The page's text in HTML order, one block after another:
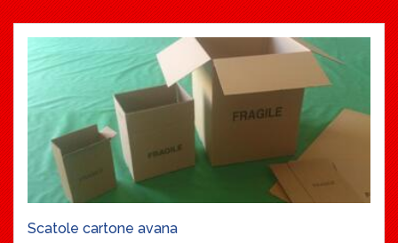
Scatole cartone avana